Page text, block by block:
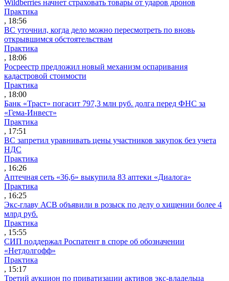
Wildberries начнет страховать товары от ударов дронов
Практика
, 18:56
ВС уточнил, когда дело можно пересмотреть по вновь
открывшимся обстоятельствам
Практика
, 18:06
Росреестр предложил новый механизм оспаривания
кадастровой стоимости
Практика
, 18:00
Банк «Траст» погасит 797,3 млн руб. долга перед ФНС за
«Гема-Инвест»
Практика
, 17:51
ВС запретил уравнивать цены участников закупок без учета
НДС
Практика
, 16:26
Аптечная сеть «36,6» выкупила 83 аптеки «Диалога»
Практика
, 16:25
Экс-главу АСВ объявили в розыск по делу о хищении более 4
млрд руб.
Практика
, 15:55
СИП поддержал Роспатент в споре об обозначении
«Нетдолгофф»
Практика
, 15:17
Третий аукцион по приватизации активов экс-владельца